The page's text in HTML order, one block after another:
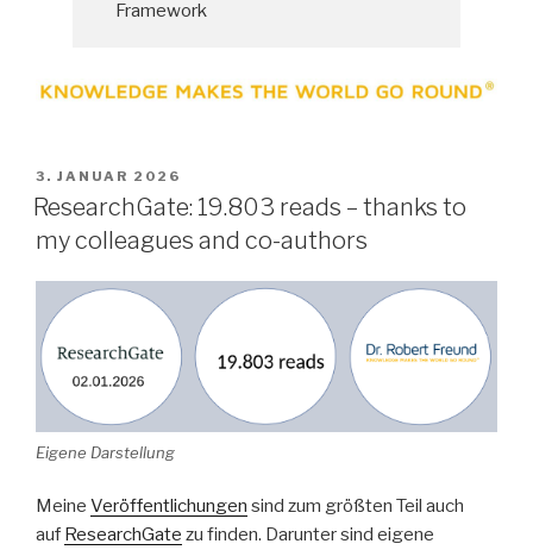
Framework
VERÖFFENTLICHT
AM
3. JANUAR 2026
ResearchGate: 19.803 reads – thanks to
my colleagues and co-authors
Eigene Darstellung
Meine Veröffentlichungen sind zum größten Teil auch
auf ResearchGate zu finden. Darunter sind eigene